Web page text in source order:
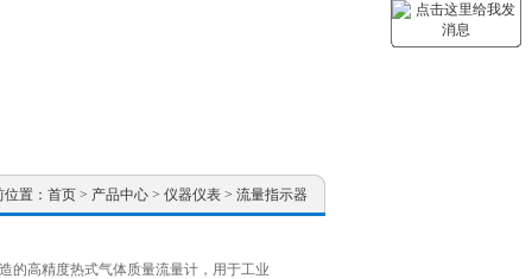
位置： 首页 > 产品中心 > 仪器仪表 > 流量指示器
的高精度热式气体质量流量计，用于工业